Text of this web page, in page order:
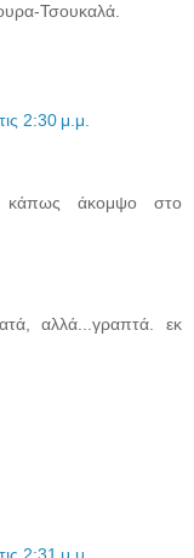
Τσουκαλά.
2:30 μ.μ.
κάπως άκομψο στο
αλλά...γραπτά. εκ